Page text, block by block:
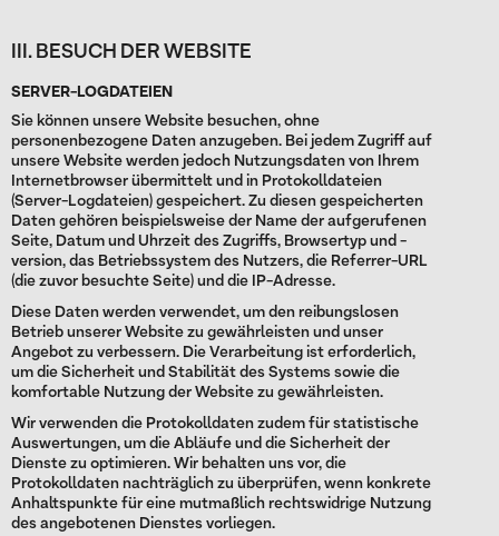
III. BESUCH DER WEBSITE
SERVER-LOGDATEIEN
Sie können unsere Website besuchen, ohne
personenbezogene Daten anzugeben. Bei jedem Zugriff auf
unsere Website werden jedoch Nutzungsdaten von Ihrem
Internetbrowser übermittelt und in Protokolldateien
(Server-Logdateien) gespeichert. Zu diesen gespeicherten
Daten gehören beispielsweise der Name der aufgerufenen
Seite, Datum und Uhrzeit des Zugriffs, Browsertyp und -
version, das Betriebssystem des Nutzers, die Referrer-URL
(die zuvor besuchte Seite) und die IP-Adresse.
Diese Daten werden verwendet, um den reibungslosen
Betrieb unserer Website zu gewährleisten und unser
Angebot zu verbessern. Die Verarbeitung ist erforderlich,
um die Sicherheit und Stabilität des Systems sowie die
komfortable Nutzung der Website zu gewährleisten.
Wir verwenden die Protokolldaten zudem für statistische
Auswertungen, um die Abläufe und die Sicherheit der
Dienste zu optimieren. Wir behalten uns vor, die
Protokolldaten nachträglich zu überprüfen, wenn konkrete
Anhaltspunkte für eine mutmaßlich rechtswidrige Nutzung
des angebotenen Dienstes vorliegen.